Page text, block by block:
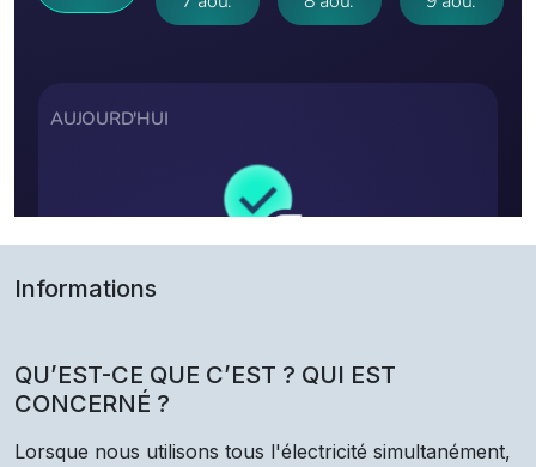
Informations
QU’EST-CE QUE C’EST ? QUI EST
CONCERNÉ ?
Lorsque nous utilisons tous l'électricité simultanément,